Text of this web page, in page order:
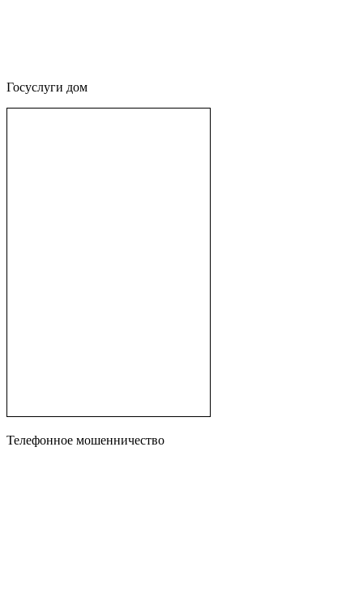
Госуслуги дом
Телефонное мошенничество